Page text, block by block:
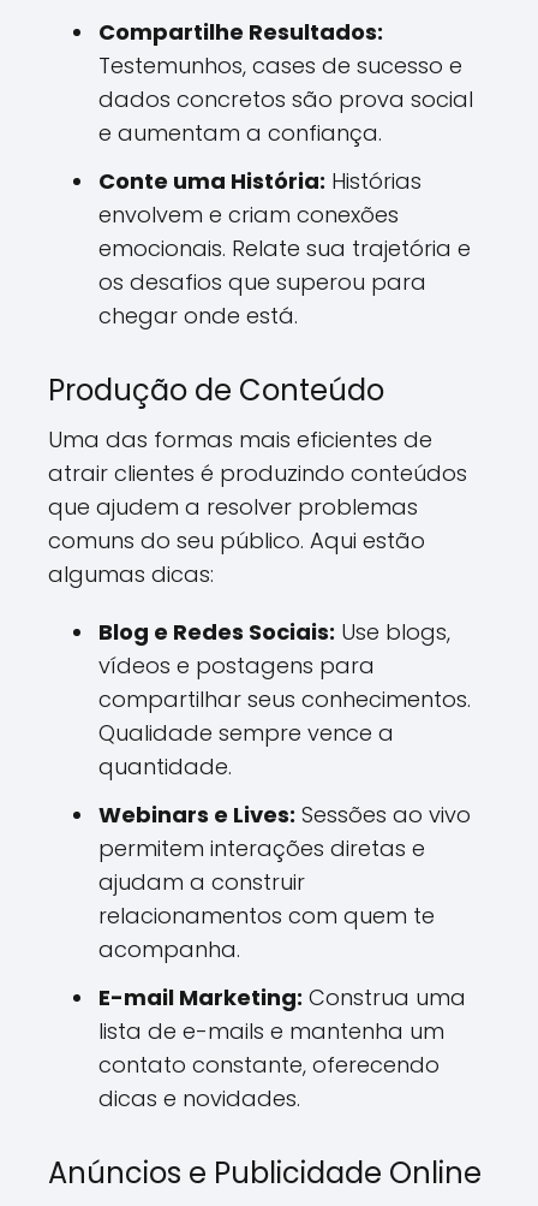
Compartilhe Resultados:
Testemunhos, cases de sucesso e
dados concretos são prova social
e aumentam a confiança.
Conte uma História: Histórias
envolvem e criam conexões
emocionais. Relate sua trajetória e
os desafios que superou para
chegar onde está.
Produção de Conteúdo
Uma das formas mais eficientes de
atrair clientes é produzindo conteúdos
que ajudem a resolver problemas
comuns do seu público. Aqui estão
algumas dicas:
Blog e Redes Sociais: Use blogs,
vídeos e postagens para
compartilhar seus conhecimentos.
Qualidade sempre vence a
quantidade.
Webinars e Lives: Sessões ao vivo
permitem interações diretas e
ajudam a construir
relacionamentos com quem te
acompanha.
E-mail Marketing: Construa uma
lista de e-mails e mantenha um
contato constante, oferecendo
dicas e novidades.
Anúncios e Publicidade Online